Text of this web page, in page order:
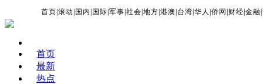
首页 |滚动 国内 国际 |军事 |社会 |地方 |港澳 台湾 |华人 |侨网 财经 |金融 |
首页
最新
热点